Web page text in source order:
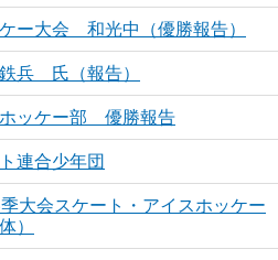
ー大会 和光中（優勝報告）
兵 氏（報告）
ッケー部 優勝報告
連合少年団
大会スケート・アイスホッケー
）